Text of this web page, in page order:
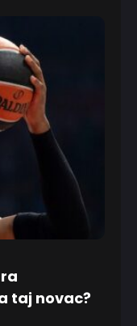
taj novac?